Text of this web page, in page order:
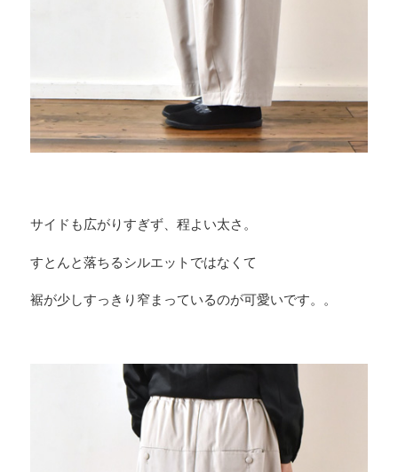
サイドも広がりすぎず、程よい太さ。
すとんと落ちるシルエットではなくて
裾が少しすっきり窄まっているのが可愛いです。。